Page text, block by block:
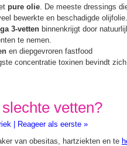
pure olie. De meeste dressings
bewerkte en beschadigde olijfolie.
3-vetten binnenkrijgt door
te nemen.
en diepgevroren fastfood
concentratie toxinen bevindt
vetten?
Reageer als eerste »
van obesitas, hartziekten en te